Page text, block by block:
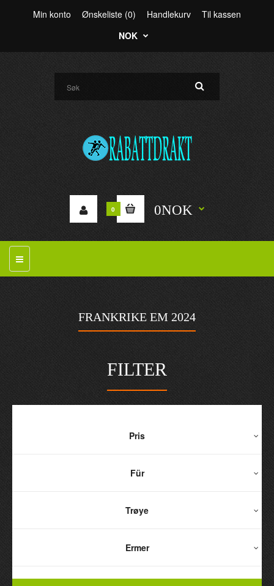
Min konto Ønskeliste (0) Handlekurv
Til kassen
NOK
0 0NOK
FRANKRIKE EM 2024
FILTER
Pris
Für
Trøye
Ermer